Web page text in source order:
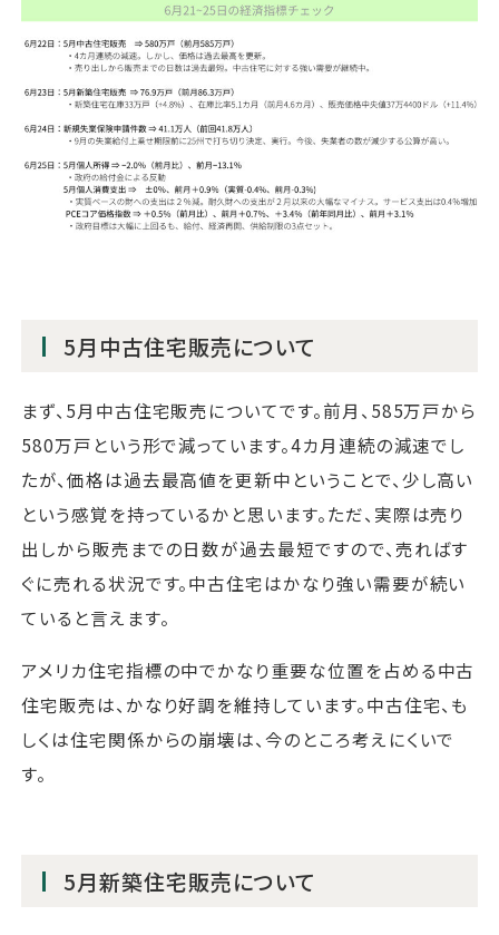
5月中古住宅販売について
まず、5月中古住宅販売についてです。前月、585万戸から
580万戸という形で減っています。4カ月連続の減速でし
たが、価格は過去最高値を更新中ということで、少し高い
という感覚を持っているかと思います。ただ、実際は売り
出しから販売までの日数が過去最短ですので、売ればす
ぐに売れる状況です。中古住宅はかなり強い需要が続い
ていると言えます。
アメリカ住宅指標の中でかなり重要な位置を占める中古
住宅販売は、かなり好調を維持しています。中古住宅、も
しくは住宅関係からの崩壊は、今のところ考えにくいで
す。
5月新築住宅販売について